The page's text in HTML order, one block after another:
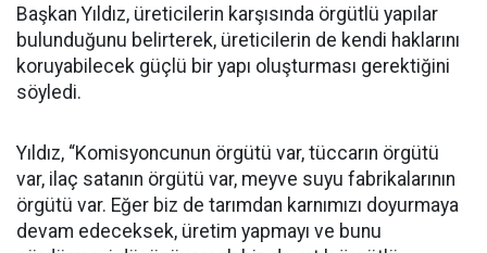
Başkan Yıldız, üreticilerin karşısında örgütlü yapılar
bulunduğunu belirterek, üreticilerin de kendi haklarını
koruyabilecek güçlü bir yapı oluşturması gerektiğini
söyledi.
Yıldız, “Komisyoncunun örgütü var, tüccarın örgütü
var, ilaç satanın örgütü var, meyve suyu fabrikalarının
örgütü var. Eğer biz de tarımdan karnımızı doyurmaya
devam edeceksek, üretim yapmayı ve bunu